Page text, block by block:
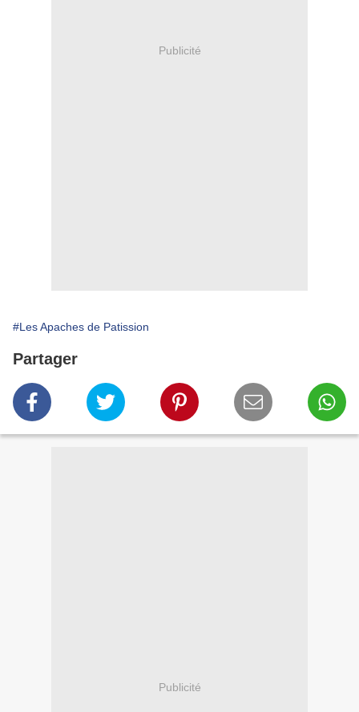
Publicité
#Les Apaches de Patission
Partager
Publicité